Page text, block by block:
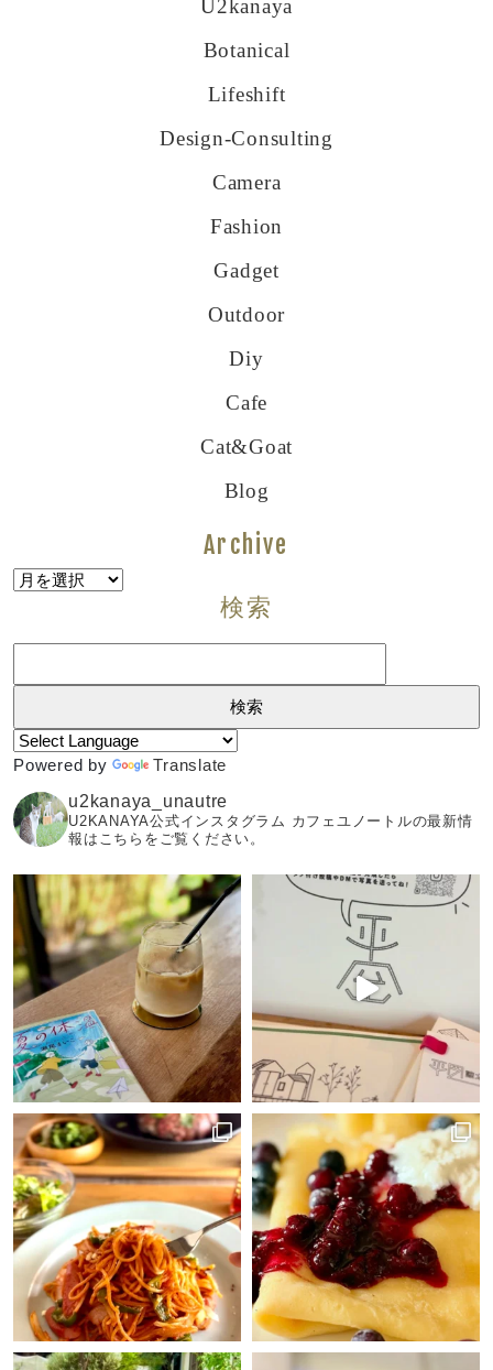
U2kanaya
Botanical
Lifeshift
Design-Consulting
Camera
Fashion
Gadget
Outdoor
Diy
Cafe
Cat&goat
Blog
Archive
Archive
検索
Powered by
Translate
u2kanaya_unautre
U2KANAYA公式インスタグラム カフェユノートルの最新情
報はこちらをご覧ください。